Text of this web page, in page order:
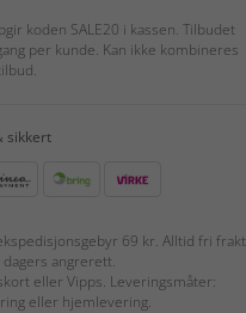
koden SALE20 i kassen. Tilbudet
per kunde. Kan ikke kombineres
sikkert
69 kr. Alltid fri frakt
angrerett.
eller Vipps. Leveringsmåter:
eller hjemlevering.